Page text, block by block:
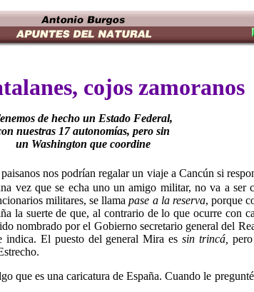
cojos zamoranos
de hecho un Estado Federal,
nuestras 17 autonomías, pero sin
un Washington que coordine
nos podrían regalar un viaje a Cancún si
vez que se echa uno un amigo militar, no va a ser
militares, se llamapase a la reserva, porque
la suerte de que, al contrario de lo que ocurre con
nombrado por el Gobierno secretario general del
indica. El puesto del general Mira essin trincá,
es una caricatura de España. Cuando le